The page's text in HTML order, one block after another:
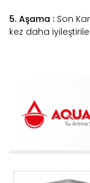
5. Aşama : Son
kez daha